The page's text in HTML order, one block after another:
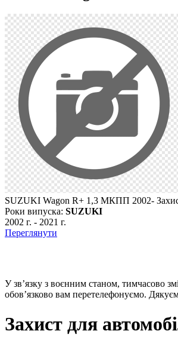
SUZUKI Wagon R+ 1,3 МКПП 2002-
Роки випуска: SUZUKI
2002 г. - 2021 г.
Переглянути
У зв’язку з воєнним станом, тимчасово
обов’язково вам перетелефонуємо.
Захист для